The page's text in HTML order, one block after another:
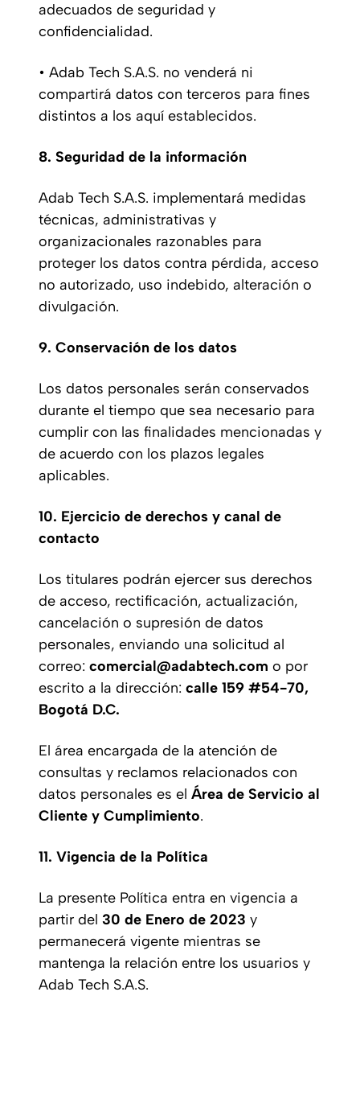
adecuados de seguridad y
confidencialidad.
• Adab Tech S.A.S. no venderá ni
compartirá datos con terceros para fines
distintos a los aquí establecidos.
8. Seguridad de la información
Adab Tech S.A.S. implementará medidas
técnicas, administrativas y
organizacionales razonables para
proteger los datos contra pérdida, acceso
no autorizado, uso indebido, alteración o
divulgación.
9. Conservación de los datos
Los datos personales serán conservados
durante el tiempo que sea necesario para
cumplir con las finalidades mencionadas y
de acuerdo con los plazos legales
aplicables.
10. Ejercicio de derechos y canal de
contacto
Los titulares podrán ejercer sus derechos
de acceso, rectificación, actualización,
cancelación o supresión de datos
personales, enviando una solicitud al
correo: comercial@adabtech.com o por
escrito a la dirección: calle 159 #54-70,
Bogotá D.C.
El área encargada de la atención de
consultas y reclamos relacionados con
datos personales es el Área de Servicio al
Cliente y Cumplimiento.
11. Vigencia de la Política
La presente Política entra en vigencia a
partir del 30 de Enero de 2023 y
permanecerá vigente mientras se
mantenga la relación entre los usuarios y
Adab Tech S.A.S.